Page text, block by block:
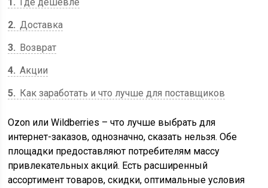
2 Доставка
3
Возврат
4 Акции
5
Как заработать и что лучше для поставщиков
Ozon или Wildberries – что лучше выбрать для
интернет-заказов, однозначно, сказать нельзя. Обе
площадки предоставляют потребителям массу
привлекательных акций. Есть расширенный
ассортимент товаров, скидки, оптимальные условия